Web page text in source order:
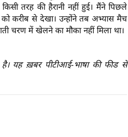
तरह की हैरानी नहीं हुई। मैंने पिछले
करीब से देखा। उन्होंने तब अभ्यास मैच
चरण में खेलने का मौका नहीं मिला था।
है। यह ख़बर पीटीआई-भाषा की फीड से